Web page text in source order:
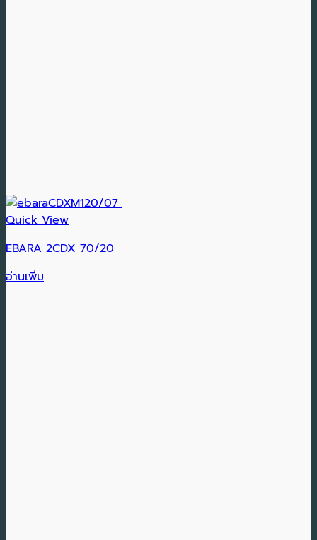
Quick View
EBARA 2CDX 70/20
อ่านเพิ่ม